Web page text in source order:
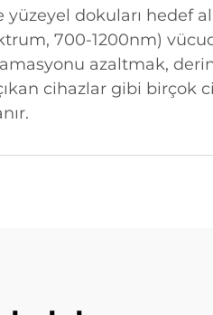
yüzeyel dokuları hedef
700-1200nm)
azaltmak,
cihazlar gibi birçok